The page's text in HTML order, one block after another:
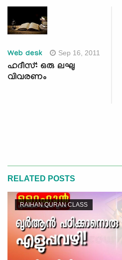
Web desk Sep 16, 2011
ഹദീസ്: ഒരു ലഘു
വിവരണം
RELATED POSTS
RAIHAN QURAN CLASS